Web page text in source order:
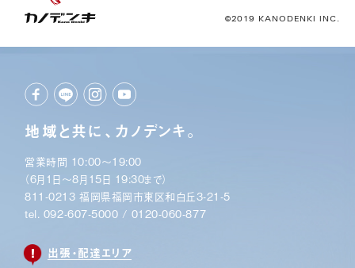
©2019 KANODENKI INC.
地域と共に、カノデンキ。
営業時間 10:00〜19:00
（6月1日〜8月15日 19:30まで）
811-0213 福岡県福岡市東区和白丘3-21-5
tel. 092-607-5000 / 0120-060-877
出張・配達エリア